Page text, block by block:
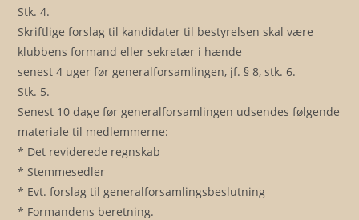
Stk. 4.
Skriftlige forslag til kandidater til bestyrelsen skal være
klubbens formand eller sekretær i hænde
senest 4 uger før generalforsamlingen, jf. § 8, stk. 6.
Stk. 5.
Senest 10 dage før generalforsamlingen udsendes følgende
materiale til medlemmerne:
* Det reviderede regnskab
* Stemmesedler
* Evt. forslag til generalforsamlingsbeslutning
* Formandens beretning.